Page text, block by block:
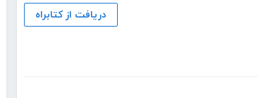
دریافت از کتابراه